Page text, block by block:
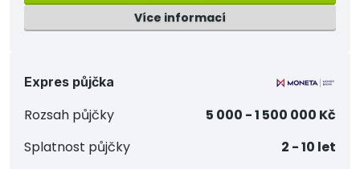
Více informací
Expres půjčka
Rozsah půjčky
5 000 - 1 500 000 Kč
Splatnost půjčky
2 - 10 let